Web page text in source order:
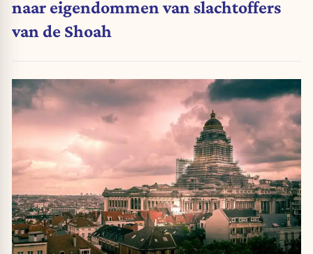
naar eigendommen van slachtoffers
van de Shoah